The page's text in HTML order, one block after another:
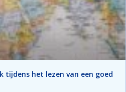
het lezen van een goed